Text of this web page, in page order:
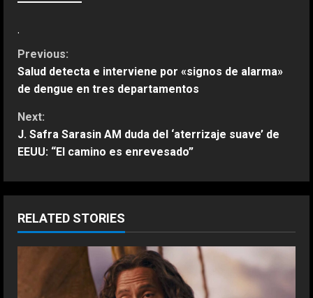
.
C
o
n
t
i
u
Previous:
Salud detecta e interviene por «signos de alarma»
de dengue en tres departamentos
Next:
J. Safra Sarasin AM duda del ‘aterrizaje suave’ de
EEUU: “El camino es enrevesado”
RELATED STORIES